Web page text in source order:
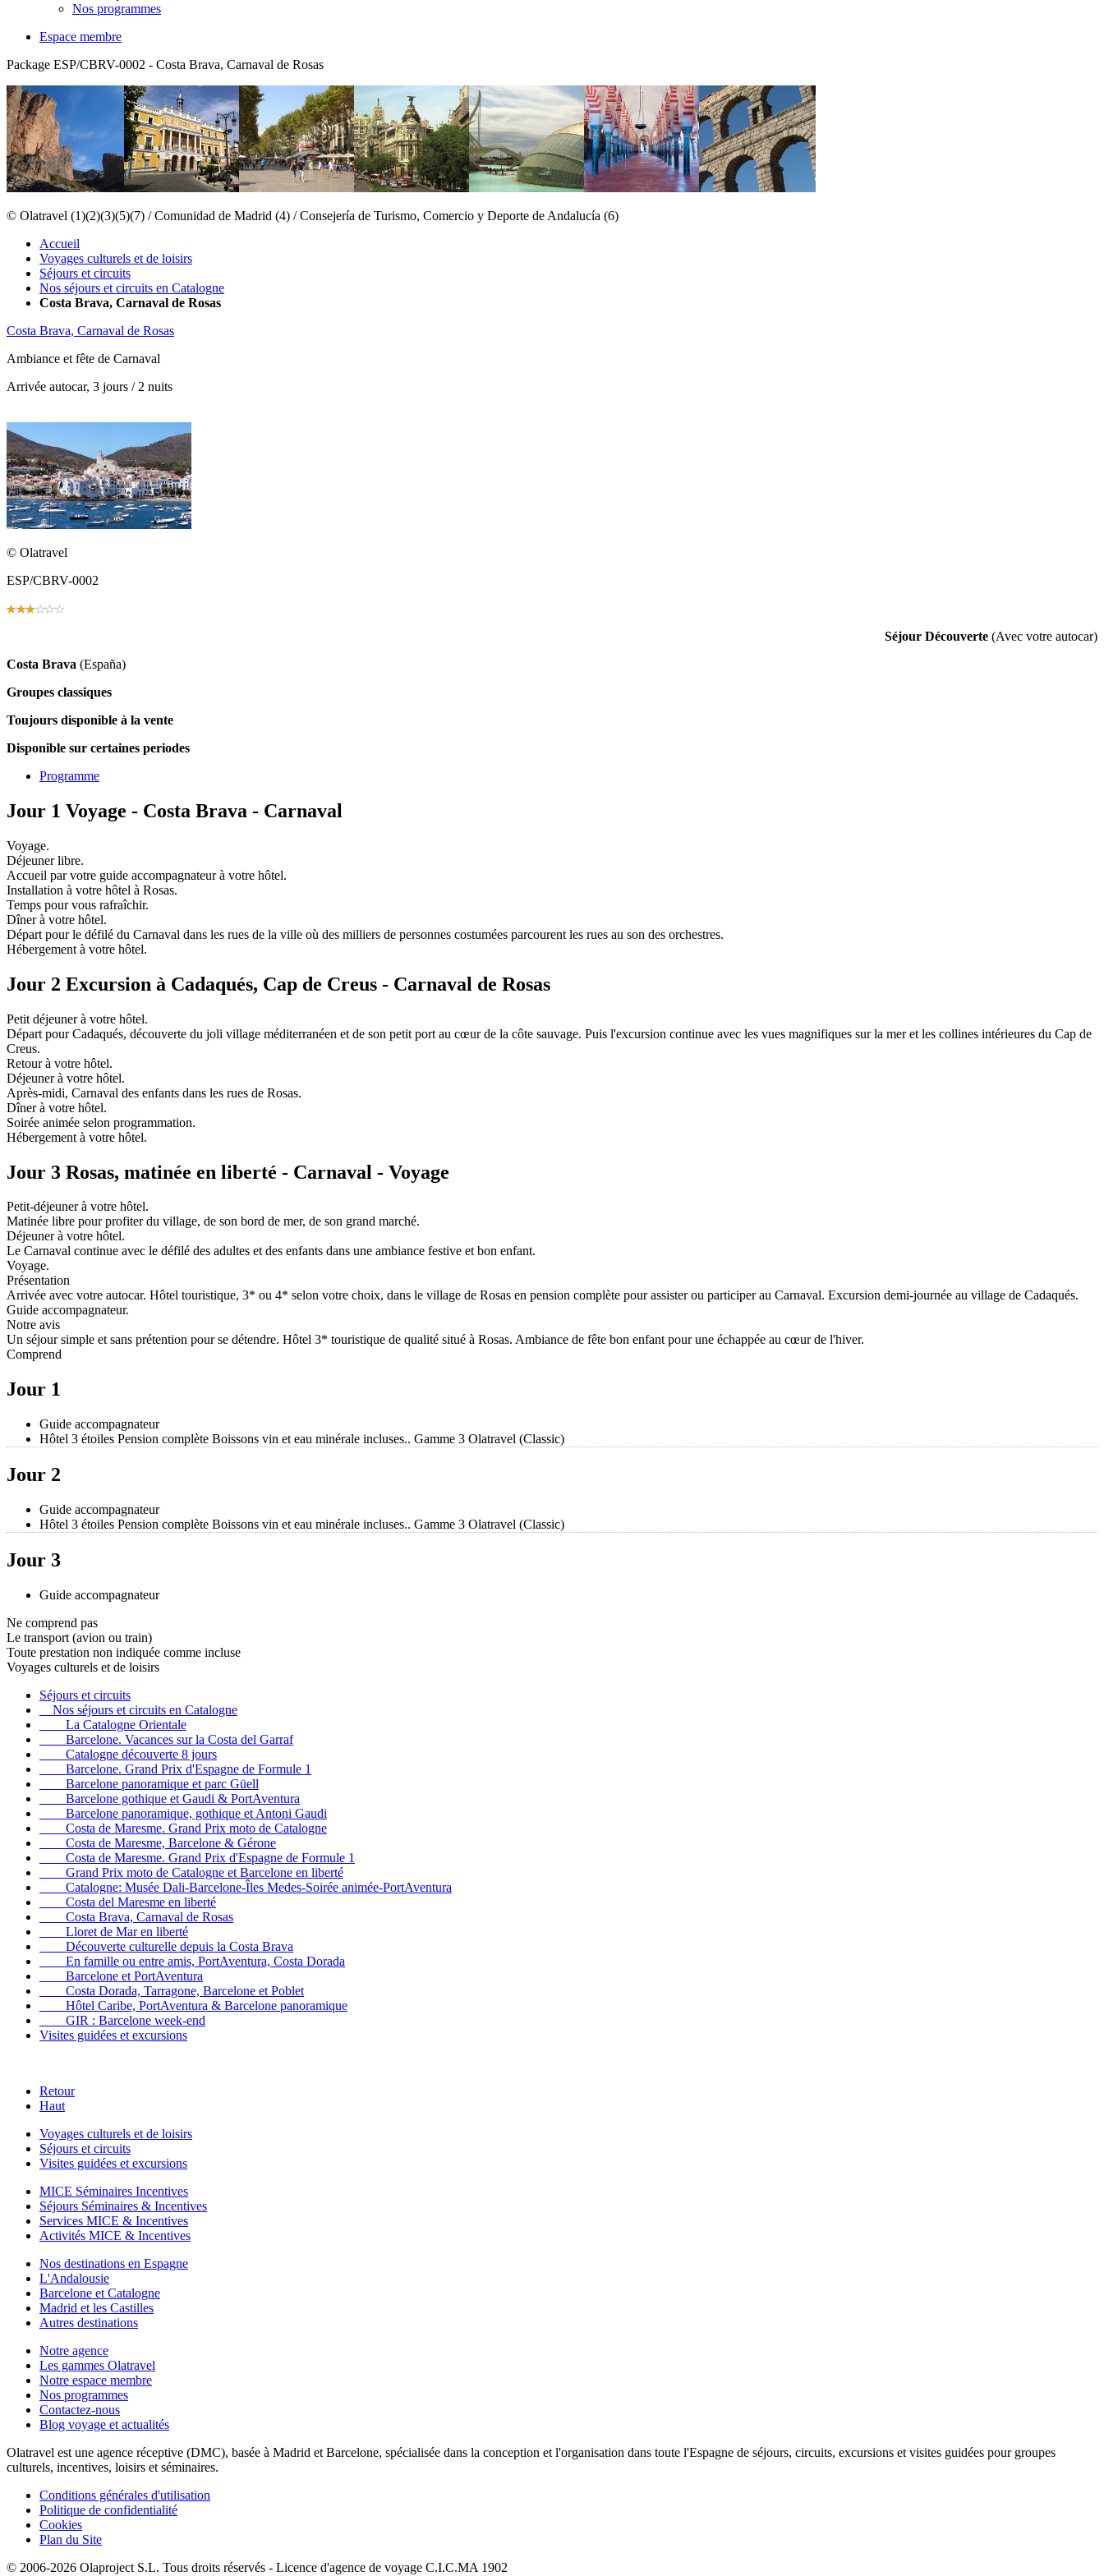
Nos programmes
Espace membre
Package ESP/CBRV-0002 - Costa Brava, Carnaval de Rosas
© Olatravel (1)(2)(3)(5)(7) / Comunidad de Madrid (4) / Consejería de Turismo, Comercio y Deporte de Andalucía (6)
Accueil
Voyages culturels et de loisirs
Séjours et circuits
Nos séjours et circuits en Catalogne
Costa Brava, Carnaval de Rosas
Costa Brava, Carnaval de Rosas
Ambiance et fête de Carnaval
Arrivée autocar, 3 jours / 2 nuits
© Olatravel
ESP/CBRV-0002
Séjour Découverte (Avec votre autocar)
Costa Brava (España)
Groupes classiques
Toujours disponible à la vente
Disponible sur certaines periodes
Programme
Jour 1 Voyage - Costa Brava - Carnaval
Voyage.
Déjeuner libre.
Accueil par votre guide accompagnateur à votre hôtel.
Installation à votre hôtel à Rosas.
Temps pour vous rafraîchir.
Dîner à votre hôtel.
Départ pour le défilé du Carnaval dans les rues de la ville où des milliers de personnes costumées parcourent les rues au son des orchestres.
Hébergement à votre hôtel.
Jour 2 Excursion à Cadaqués, Cap de Creus - Carnaval de Rosas
Petit déjeuner à votre hôtel.
Départ pour Cadaqués, découverte du joli village méditerranéen et de son petit port au cœur de la côte sauvage. Puis l'excursion continue avec les vues magnifiques sur la mer et les collines intérieures du Cap de
Creus.
Retour à votre hôtel.
Déjeuner à votre hôtel.
Après-midi, Carnaval des enfants dans les rues de Rosas.
Dîner à votre hôtel.
Soirée animée selon programmation.
Hébergement à votre hôtel.
Jour 3 Rosas, matinée en liberté - Carnaval - Voyage
Petit-déjeuner à votre hôtel.
Matinée libre pour profiter du village, de son bord de mer, de son grand marché.
Déjeuner à votre hôtel.
Le Carnaval continue avec le défilé des adultes et des enfants dans une ambiance festive et bon enfant.
Voyage.
Présentation
Arrivée avec votre autocar. Hôtel touristique, 3* ou 4* selon votre choix, dans le village de Rosas en pension complète pour assister ou participer au Carnaval. Excursion demi-journée au village de Cadaqués.
Guide accompagnateur.
Notre avis
Un séjour simple et sans prétention pour se détendre. Hôtel 3* touristique de qualité situé à Rosas. Ambiance de fête bon enfant pour une échappée au cœur de l'hiver.
Comprend
Jour 1
Guide accompagnateur
Hôtel 3 étoiles Pension complète Boissons vin et eau minérale incluses.. Gamme 3 Olatravel (Classic)
Jour 2
Guide accompagnateur
Hôtel 3 étoiles Pension complète Boissons vin et eau minérale incluses.. Gamme 3 Olatravel (Classic)
Jour 3
Guide accompagnateur
Ne comprend pas
Le transport (avion ou train)
Toute prestation non indiquée comme incluse
Voyages culturels et de loisirs
Séjours et circuits
Nos séjours et circuits en Catalogne
La Catalogne Orientale
Barcelone. Vacances sur la Costa del Garraf
Catalogne découverte 8 jours
Barcelone. Grand Prix d'Espagne de Formule 1
Barcelone panoramique et parc Güell
Barcelone gothique et Gaudi & PortAventura
Barcelone panoramique, gothique et Antoni Gaudi
Costa de Maresme. Grand Prix moto de Catalogne
Costa de Maresme, Barcelone & Gérone
Costa de Maresme. Grand Prix d'Espagne de Formule 1
Grand Prix moto de Catalogne et Barcelone en liberté
Catalogne: Musée Dali-Barcelone-Îles Medes-Soirée animée-PortAventura
Costa del Maresme en liberté
Costa Brava, Carnaval de Rosas
Lloret de Mar en liberté
Découverte culturelle depuis la Costa Brava
En famille ou entre amis, PortAventura, Costa Dorada
Barcelone et PortAventura
Costa Dorada, Tarragone, Barcelone et Poblet
Hôtel Caribe, PortAventura & Barcelone panoramique
GIR : Barcelone week-end
Visites guidées et excursions
Retour
Haut
Voyages culturels et de loisirs
Séjours et circuits
Visites guidées et excursions
MICE Séminaires Incentives
Séjours Séminaires & Incentives
Services MICE & Incentives
Activités MICE & Incentives
Nos destinations en Espagne
L'Andalousie
Barcelone et Catalogne
Madrid et les Castilles
Autres destinations
Notre agence
Les gammes Olatravel
Notre espace membre
Nos programmes
Contactez-nous
Blog voyage et actualités
Olatravel est une agence réceptive (DMC), basée à Madrid et Barcelone, spécialisée dans la conception et l'organisation dans toute l'Espagne de séjours, circuits, excursions et visites guidées pour groupes
culturels, incentives, loisirs et séminaires.
Conditions générales d'utilisation
Politique de confidentialité
Cookies
Plan du Site
© 2006-2026 Olaproject S.L. Tous droits réservés - Licence d'agence de voyage C.I.C.MA 1902